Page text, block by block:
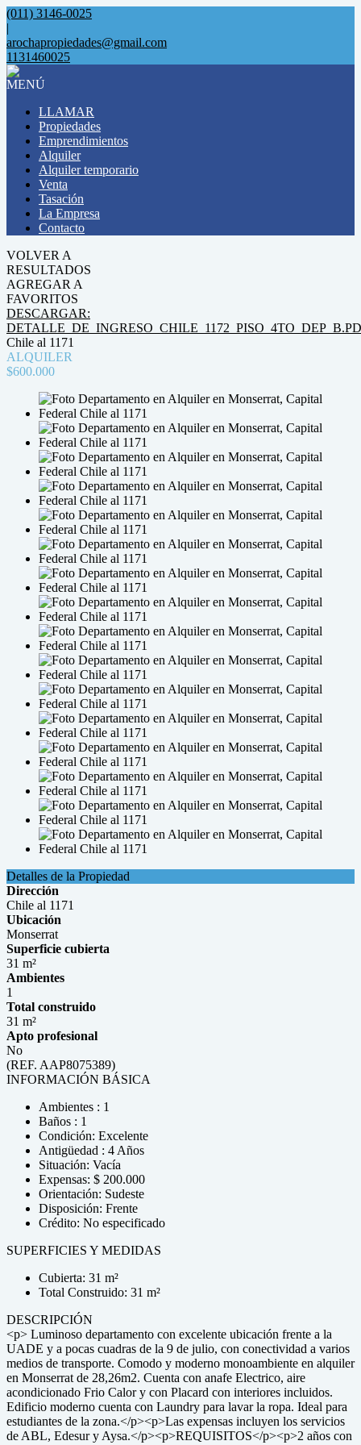
(011) 3146-0025
|
arochapropiedades@gmail.com
1131460025
MENÚ
LLAMAR
Propiedades
Emprendimientos
Alquiler
Alquiler temporario
Venta
Tasación
La Empresa
Contacto
VOLVER A
RESULTADOS
AGREGAR A
FAVORITOS
DESCARGAR:
Chile al 1171
ALQUILER
$600.000
Detalles de la Propiedad
Dirección
Chile al 1171
Ubicación
Monserrat
Superficie cubierta
31 m²
Ambientes
1
Total construido
31 m²
Apto profesional
No
(REF. AAP8075389)
INFORMACIÓN BÁSICA
Ambientes : 1
Baños : 1
Condición: Excelente
Antigüedad : 4 Años
Situación: Vacía
Expensas: $ 200.000
Orientación: Sudeste
Disposición: Frente
Crédito: No especificado
SUPERFICIES Y MEDIDAS
Cubierta: 31 m²
Total Construido: 31 m²
DESCRIPCIÓN
<p> Luminoso departamento con excelente ubicación frente a la
UADE y a pocas cuadras de la 9 de julio, con conectividad a varios
medios de transporte. Comodo y moderno monoambiente en alquiler
en Monserrat de 28,26m2. Cuenta con anafe Electrico, aire
acondicionado Frio Calor y con Placard con interiores incluidos.
Edificio moderno cuenta con Laundry para lavar la ropa. Ideal para
estudiantes de la zona.</p><p>Las expensas incluyen los servicios
de ABL, Edesur y Aysa.</p><p>REQUISITOS</p><p>2 años con